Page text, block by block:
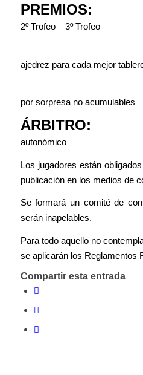
PREMIOS:
2º Trofeo – 3º Trofeo
Por
ajedrez para cada mejor
Por
por sorpresa no acumulables
ÁRBITRO:
autonómico
Los jugadores están
publicación en los medios de
Se formará un comité de
serán inapelables.
Para todo aquello no
se aplicarán los Reglamentos
Compartir esta entrada